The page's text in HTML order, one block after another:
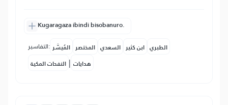
Kugaragaza ibindi bisobanuro.
التفاسير: المُيسَّر المختصر السعدي ابن كثير الطبري
النفحات المكية | هدايات